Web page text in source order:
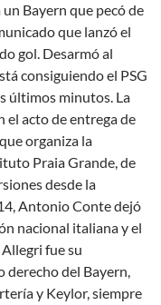
Bayern que pecó de
que lanzó el
gol. Desarmó al
consiguiendo el PSG
últimos minutos. La
el acto de entrega de
organiza la
Praia Grande, de
desde la
Antonio Conte dejó
nacional italiana y el
fue su
derecho del Bayern,
y Keylor, siempre